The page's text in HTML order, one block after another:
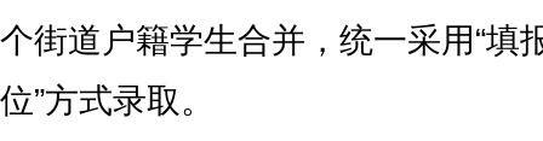
个街道户籍学生合并，统一采用“填
位”方式录取。